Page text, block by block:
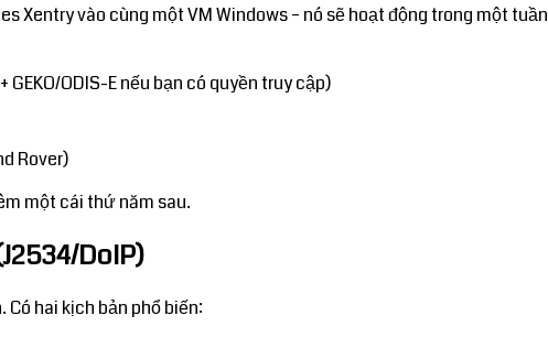
Xentry vào cùng một VM Windows – nó sẽ hoạt động trong một
ODIS-E nếu bạn có quyền truy cập)
Rover)
một cái thứ năm sau.
DoIP)
Có hai kịch bản phổ biến: